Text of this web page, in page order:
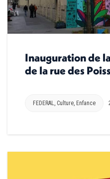
Inauguration de
de la rue des
FEDERAL, Culture, Enfance